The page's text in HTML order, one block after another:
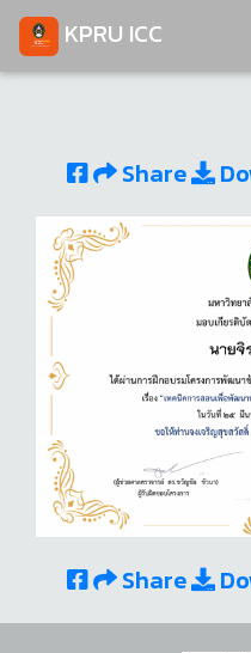
KPRU ICC
Share
Share